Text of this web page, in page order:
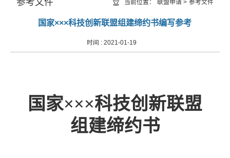
当前位置： 联盟申请 > 参考文件
国家×××科技创新联盟组建缔约书编写参考
时间 : 2021-01-19
国家×××科技创新联盟
组建缔约书